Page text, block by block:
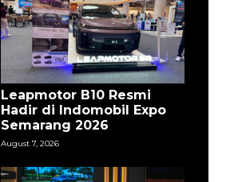
Leapmotor B10 Resmi
Hadir di Indomobil Expo
Semarang 2026
August 7, 2026